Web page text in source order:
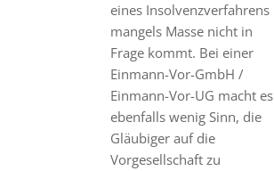
eines Insolvenzverfahrens
mangels Masse nicht in
Frage kommt. Bei einer
Einmann-Vor-GmbH /
Einmann-Vor-UG macht es
ebenfalls wenig Sinn, die
Gläubiger auf die
Vorgesellschaft zu